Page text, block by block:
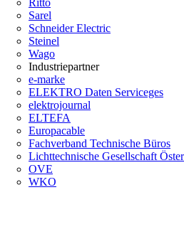
Ritto
Sarel
Schneider Electric
Steinel
Wago
Industriepartner
e-marke
ELEKTRO Daten Serviceges
elektrojournal
ELTEFA
Europacable
Fachverband Technische Büros
Lichttechnische Gesellschaft
OVE
WKO